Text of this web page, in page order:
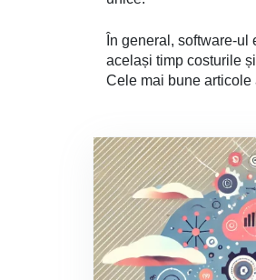
În general, software-
același timp costurile
Cele mai bune articole